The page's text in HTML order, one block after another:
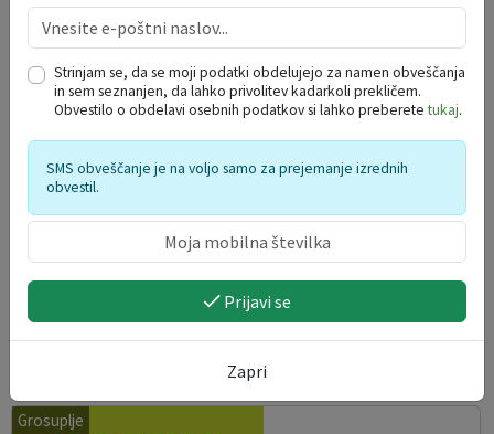
Razstava Jože Zupin: »Maturantska povorka 1970
– spomini, ujeti v objektiv«
Grosuplje
Strinjam se, da se moji podatki obdelujejo za namen obveščanja
in sem seznanjen, da lahko privolitev kadarkoli prekličem.
Obvestilo o obdelavi osebnih podatkov si lahko preberetetukaj.
SMS obveščanje je na voljo samo za prejemanje izrednih
obvestil.
Prijavi se
Zapri